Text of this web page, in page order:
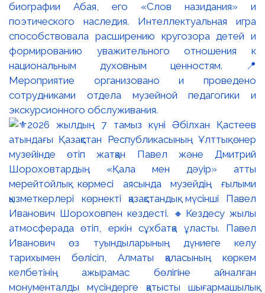
биографии Абая, его «Слов назидания» и
поэтического наследия. Интеллектуальная игра
способствовала расширению кругозора детей и
формированию уважительного отношения к
национальным духовным ценностям. 📍
Мероприятие организовано и проведено
сотрудниками отдела музейной педагогики и
экскурсионного обслуживания.